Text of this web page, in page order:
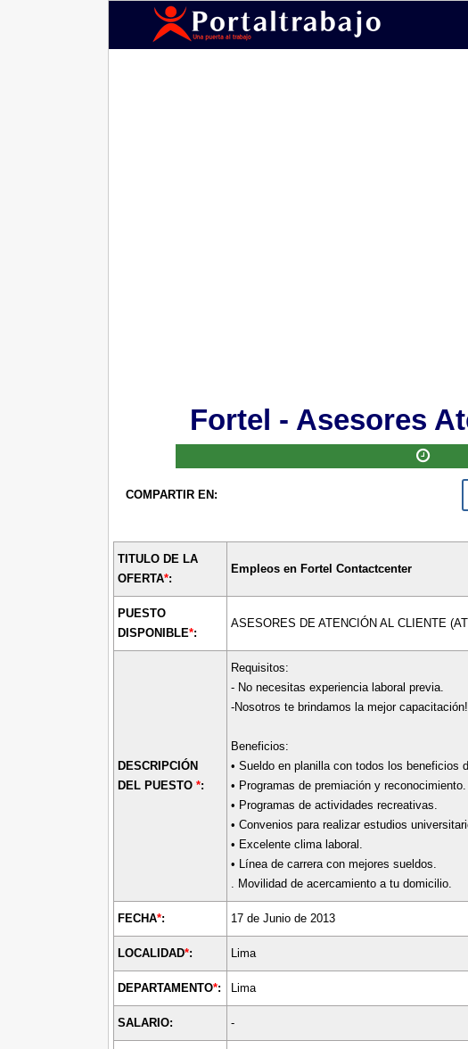
Fortel - Asesores
COMPARTIR EN:
TITULO DE LA
OFERTA*:
Empleos en Fortel Contactcenter
PUESTO
DISPONIBLE*:
ASESORES DE ATENCIÓN AL CLIENTE
DESCRIPCIÓN
DEL PUESTO *:
Requisitos:
- No necesitas experiencia laboral previa.
-Nosotros te brindamos la mejor capacitación!
Beneficios:
• Sueldo en planilla con todos los beneficios
• Programas de premiación y reconocimiento.
• Programas de actividades recreativas.
• Convenios para realizar estudios
• Excelente clima laboral.
• Línea de carrera con mejores sueldos.
. Movilidad de acercamiento a tu domicilio.
FECHA*: 17 de Junio de 2013
LOCALIDAD*: Lima
DEPARTAMENTO*: Lima
SALARIO: -